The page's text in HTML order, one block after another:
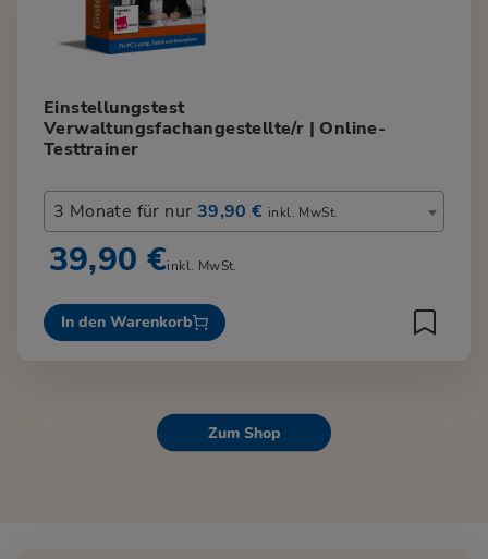
Einstellungstest
Verwaltungsfachangestellte/r | Online-
Testtrainer
3 Monate für nur 39,90 € inkl. MwSt.
39,90 €inkl. MwSt.
In den Warenkorb
Zum Shop